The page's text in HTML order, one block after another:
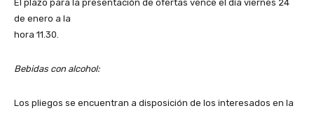
El plazo para la presentación de ofertas vence el día viernes 24
de enero a la
hora 11.30.
Bebidas con alcohol:
Los pliegos se encuentran a disposición de los interesados en la